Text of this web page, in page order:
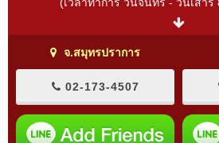
จ.สมุทรปราการ
02-173-4507